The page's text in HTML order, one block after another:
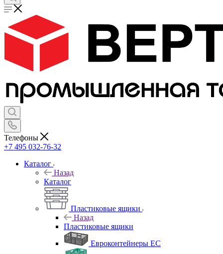
Телефоны
+7 495 032-76-32
Каталог
Назад
Каталог
Пластиковые ящики
Назад
Пластиковые ящики
Евроконтейнеры ЕС